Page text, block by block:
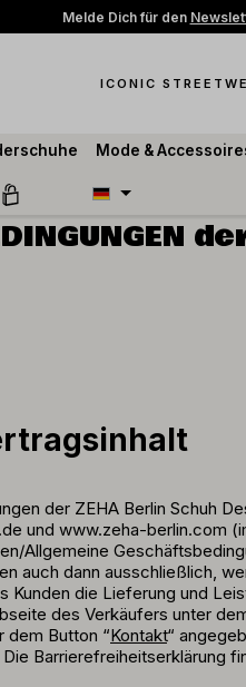
Melde Dich für den
ICONIC
Mode &
der ZEHA Berlin Schuh
und www.zeha-berlin.com
Allgemeine
auch dann ausschließlich,
die Lieferung und
des Verkäufers unter
dem Button “Kontakt“
Barrierefreiheitserklärung